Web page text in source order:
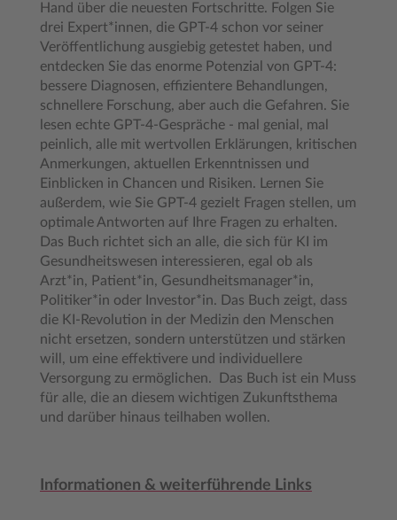
Hand über die neuesten Fortschritte. Folgen Sie
drei Expert*innen, die GPT-4 schon vor seiner
Veröffentlichung ausgiebig getestet haben, und
entdecken Sie das enorme Potenzial von GPT-4:
bessere Diagnosen, effizientere Behandlungen,
schnellere Forschung, aber auch die Gefahren. Sie
lesen echte GPT-4-Gespräche - mal genial, mal
peinlich, alle mit wertvollen Erklärungen, kritischen
Anmerkungen, aktuellen Erkenntnissen und
Einblicken in Chancen und Risiken. Lernen Sie
außerdem, wie Sie GPT-4 gezielt Fragen stellen, um
optimale Antworten auf Ihre Fragen zu erhalten.
Das Buch richtet sich an alle, die sich für KI im
Gesundheitswesen interessieren, egal ob als
Arzt*in, Patient*in, Gesundheitsmanager*in,
Politiker*in oder Investor*in. Das Buch zeigt, dass
die KI-Revolution in der Medizin den Menschen
nicht ersetzen, sondern unterstützen und stärken
will, um eine effektivere und individuellere
Versorgung zu ermöglichen. Das Buch ist ein Muss
für alle, die an diesem wichtigen Zukunftsthema
und darüber hinaus teilhaben wollen.
Informationen & weiterführende Links